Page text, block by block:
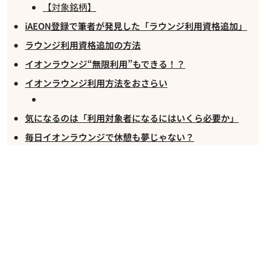
【対象銘柄】
iAEON登録で筆者が発見した「ラウンジ利用資格追加」
ラウンジ利用資格追加の方法
イオンラウンジ“無限利用”もできる！？
イオンラウンジ利用方法をおさらい
気になるのは「利用対象者になるにはいくら必要か」
毎日イオンラウンジで休憩も夢じゃない？